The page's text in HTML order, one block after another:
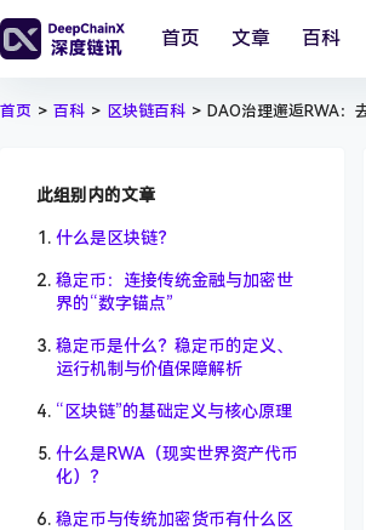
首页 文章 百科
首页 > 百科 > 区块链百科 > DAO治理邂逅RWA：
此组别内的文章
什么是区块链？
稳定币：连接传统金融与加密世
界的“数字锚点”
稳定币是什么？稳定币的定义、
运行机制与价值保障解析
“区块链”的基础定义与核心原理
什么是RWA（现实世界资产代币
化）？
稳定币与传统加密货币有什么区